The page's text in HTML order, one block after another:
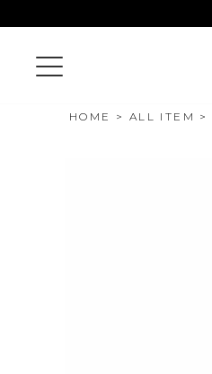
HOME ALL ITEM